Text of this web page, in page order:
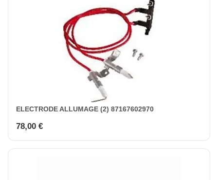
ELECTRODE ALLUMAGE (2) 87167602970
78,00 €